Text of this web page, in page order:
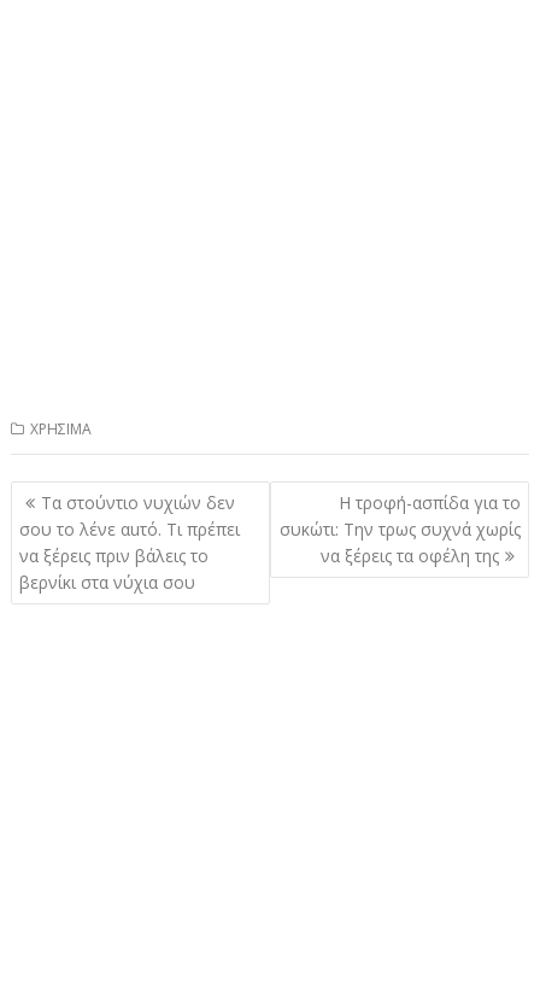
ΧΡΗΣΙΜΑ
Πλοήγηση
άρθρων
Τα στούντιο νυχιών δεν
σου το λένε αuτό. Τι πρέπει
να ξέρεις πριν βάλεις το
βερνίκι στα νύχια σου
Η τροφή-ασπίδα για το
συκώτι: Την τρως συχνά χωρίς
να ξέρεις τα οφέλη της